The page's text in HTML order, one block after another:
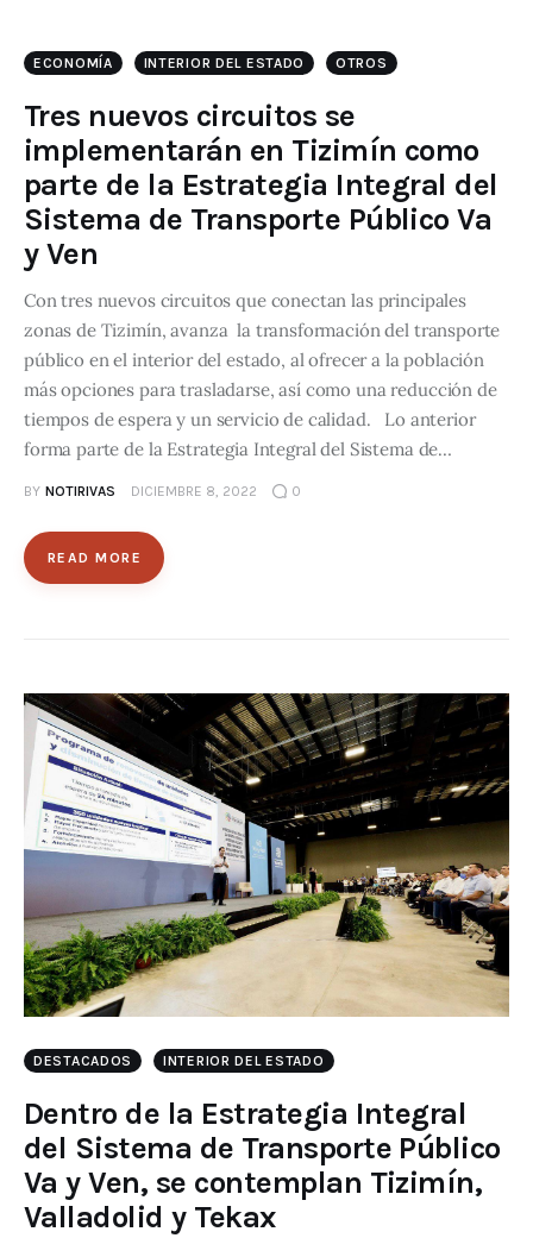
ECONOMÍA INTERIOR DEL ESTADO OTROS
Tres nuevos circuitos se
implementarán en Tizimín como
parte de la Estrategia Integral del
Sistema de Transporte Público Va
y Ven
Con tres nuevos circuitos que conectan las principales
zonas de Tizimín, avanza la transformación del transporte
público en el interior del estado, al ofrecer a la población
más opciones para trasladarse, así como una reducción de
tiempos de espera y un servicio de calidad. Lo anterior
forma parte de la Estrategia Integral del Sistema de…
BY NOTIRIVAS DICIEMBRE 8, 2022 0
READ MORE
DESTACADOS INTERIOR DEL ESTADO
Dentro de la Estrategia Integral
del Sistema de Transporte Público
Va y Ven, se contemplan Tizimín,
Valladolid y Tekax